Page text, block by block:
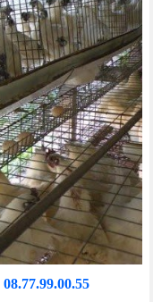
08.77.99.00.55